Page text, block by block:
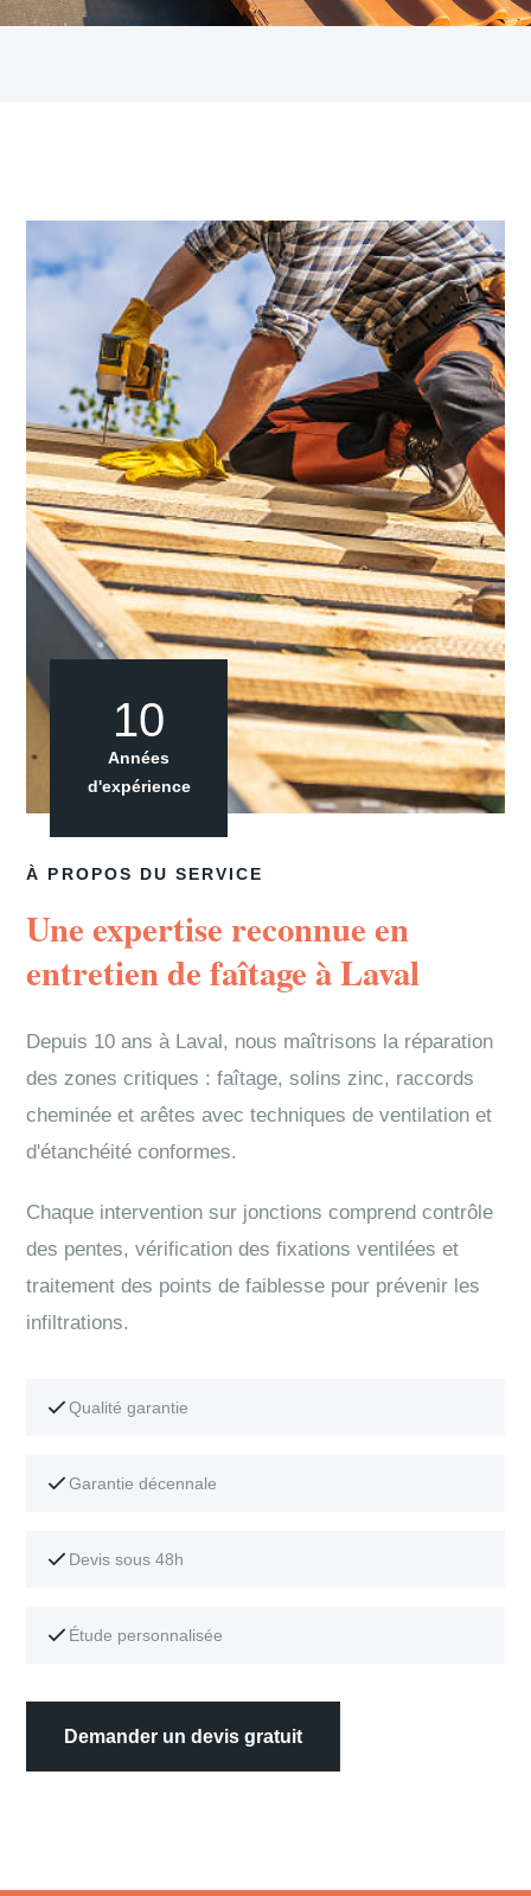
À PROPOS DU SERVICE
Une expertise reconnue en
entretien de faîtage à Laval
Depuis 10 ans à Laval, nous maîtrisons la réparation
des zones critiques : faîtage, solins zinc, raccords
cheminée et arêtes avec techniques de ventilation et
d'étanchéité conformes.
Chaque intervention sur jonctions comprend contrôle
des pentes, vérification des fixations ventilées et
traitement des points de faiblesse pour prévenir les
infiltrations.
Qualité garantie
Garantie décennale
Devis sous 48h
Étude personnalisée
Demander un devis gratuit
10
Années
d'expérience